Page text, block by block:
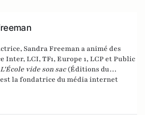
Sandra Freeman a animé des
Inter, LCI, TF1, Europe 1, LCP et Public
L'École vide son sac(Éditions du
la fondatrice du média internet